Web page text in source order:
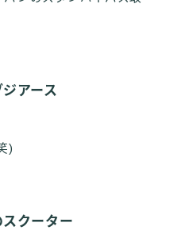
アース
)
クーター